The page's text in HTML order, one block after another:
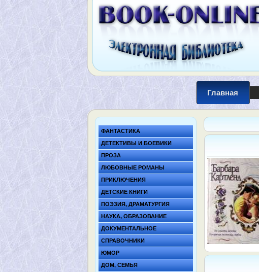
Главная
ФАНТАСТИКА
ДЕТЕКТИВЫ И БОЕВИКИ
ПРОЗА
ЛЮБОВНЫЕ РОМАНЫ
ПРИКЛЮЧЕНИЯ
ДЕТСКИЕ КНИГИ
ПОЭЗИЯ, ДРАМАТУРГИЯ
НАУКА, ОБРАЗОВАНИЕ
ДОКУМЕНТАЛЬНОЕ
СПРАВОЧНИКИ
ЮМОР
ДОМ, СЕМЬЯ